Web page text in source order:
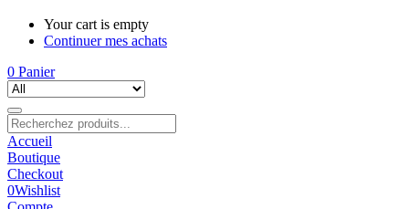
Your cart is empty
Continuer mes achats
0 Panier
Accueil
Boutique
Checkout
0Wishlist